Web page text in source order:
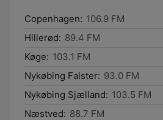
Copenhagen: 106.9 FM
Hillerød: 89.4 FM
Køge: 103.1 FM
Nykøbing Falster: 93.0 FM
Nykøbing Sjælland: 103.5 FM
Næstved: 88.7 FM